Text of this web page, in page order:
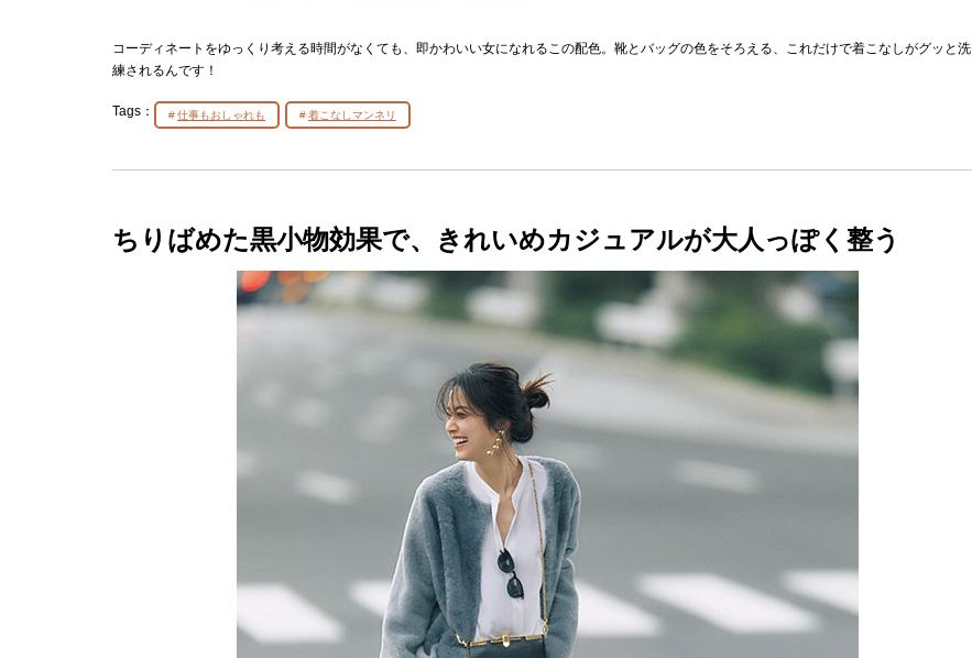
コーディネートをゆっくり考える時間がなくても、即かわいい女になれるこの配色。靴とバッグの色をそろえる、これだけで着こなしがグッと洗
練されるんです！
Tags： 仕事もおしゃれも 着こなしマンネリ
ちりばめた黒小物効果で、きれいめカジュアルが大人っぽく整う